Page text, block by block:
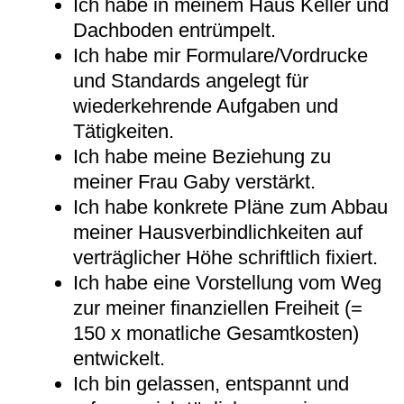
Ich habe in meinem Haus Keller und
Dachboden entrümpelt.
Ich habe mir Formulare/Vordrucke
und Standards angelegt für
wiederkehrende Aufgaben und
Tätigkeiten.
Ich habe meine Beziehung zu
meiner Frau Gaby verstärkt.
Ich habe konkrete Pläne zum Abbau
meiner Hausverbindlichkeiten auf
verträglicher Höhe schriftlich fixiert.
Ich habe eine Vorstellung vom Weg
zur meiner finanziellen Freiheit (=
150 x monatliche Gesamtkosten)
entwickelt.
Ich bin gelassen, entspannt und